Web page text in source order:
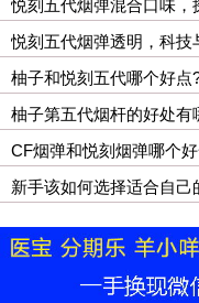
悦刻五代烟弹混合口味
悦刻五代烟弹透明，科技
柚子和悦刻五代哪个好点
柚子第五代烟杆的好处
CF烟弹和悦刻烟弹哪个
新手该如何选择适合自己